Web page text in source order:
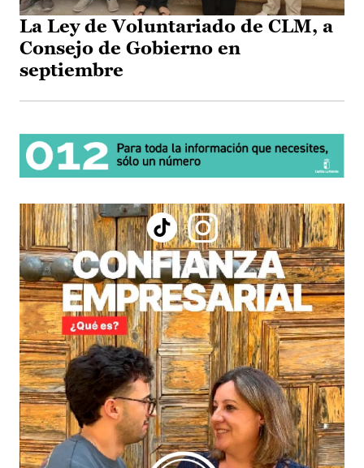
La Ley de Voluntariado de CLM, a
Consejo de Gobierno en
septiembre